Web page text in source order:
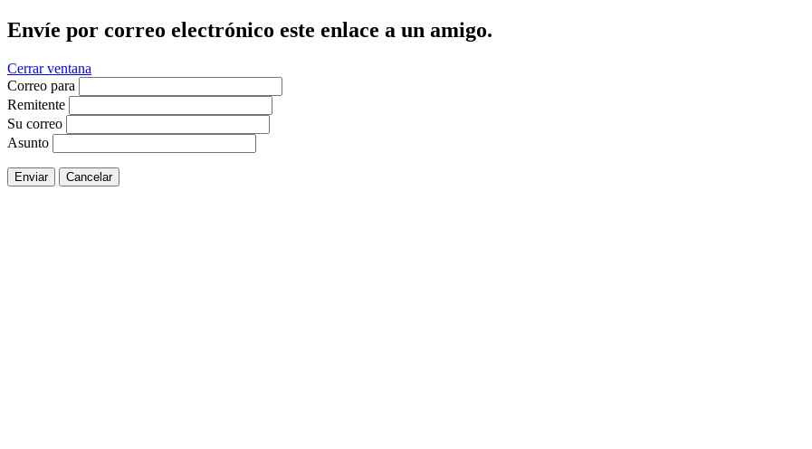
Envíe por correo electrónico este enlace a un amigo.
Cerrar ventana
Correo para
Remitente
Su correo
Asunto
Enviar Cancelar